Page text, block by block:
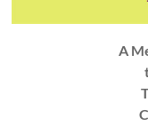
A